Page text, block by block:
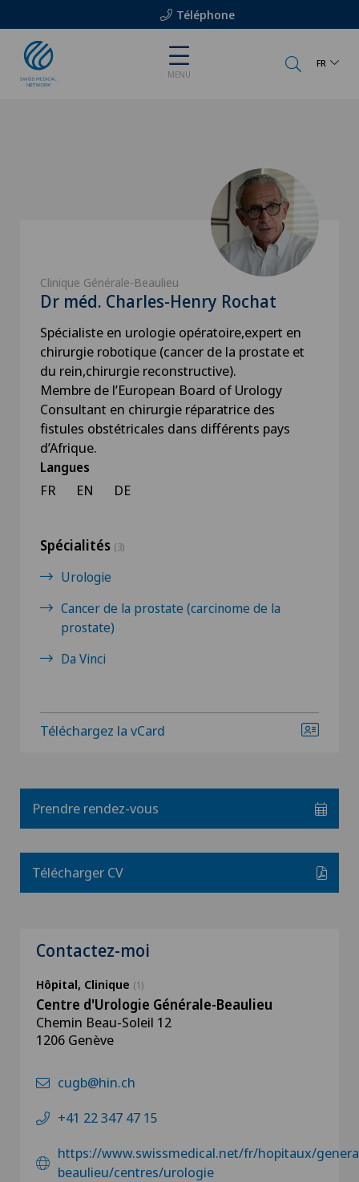
Téléphone
MENU
FR
Clinique Générale-Beaulieu
Dr méd. Charles-Henry Rochat
Spécialiste en urologie opératoire,expert en
chirurgie robotique (cancer de la prostate et
du rein,chirurgie reconstructive).
Membre de l’European Board of Urology
Consultant en chirurgie réparatrice des
fistules obstétricales dans différents pays
d’Afrique.
Langues
FR EN DE
Spécialités (3)
Urologie
Cancer de la prostate (carcinome de la
prostate)
Da Vinci
Téléchargez la vCard
Prendre rendez-vous
Télécharger CV
Contactez-moi
Hôpital, Clinique (1)
Centre d'Urologie Générale-Beaulieu
Chemin Beau-Soleil 12
1206 Genève
cugb@hin.ch
+41 22 347 47 15
https://www.swissmedical.net/fr/hopitaux/
beaulieu/centres/urologie